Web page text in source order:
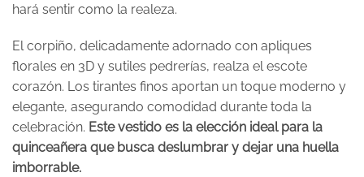
hará sentir como la realeza.
El corpiño, delicadamente adornado con apliques
florales en 3D y sutiles pedrerías, realza el escote
corazón. Los tirantes finos aportan un toque moderno y
elegante, asegurando comodidad durante toda la
celebración. Este vestido es la elección ideal para la
quinceañera que busca deslumbrar y dejar una huella
imborrable.